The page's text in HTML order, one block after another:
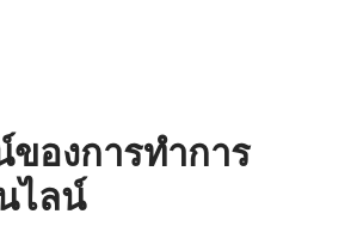
องการทำการ
ไลน์